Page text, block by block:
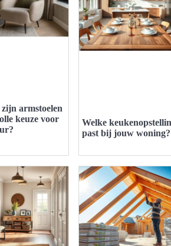
armstoelen
keuze voor
Welke
past bij jouw woning?